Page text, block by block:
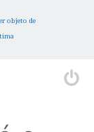
objeto de